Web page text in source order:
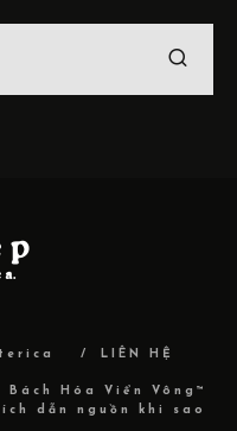
LIÊN HỆ
Hóa Viển Vông™
dẫn nguồn khi sao